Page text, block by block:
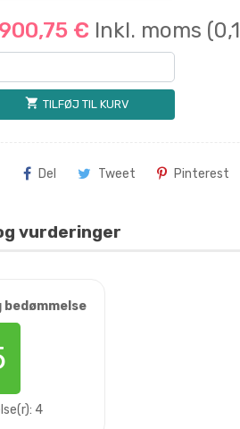
€ Inkl. moms
shopping_cart TILFØJ TIL KURV
Del Tweet Pinterest
vurderinger
bedømmelse
4